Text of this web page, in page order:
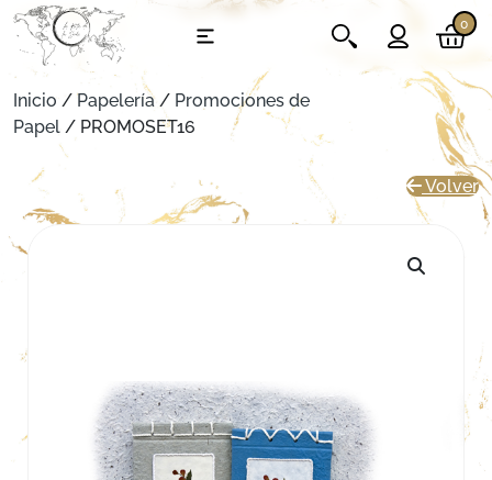
0
Inicio / Papelería / Promociones de
Papel / PROMOSET16
Volver